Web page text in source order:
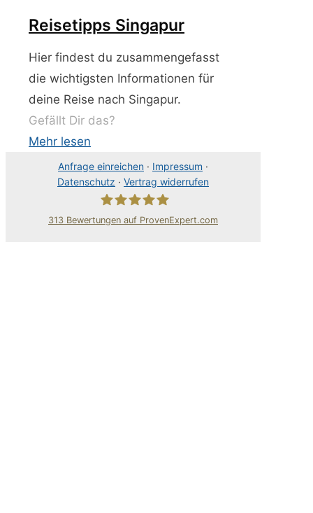
Reisetipps Singapur
Hier findest du zusammengefasst
die wichtigsten Informationen für
deine Reise nach Singapur.
Gefällt Dir das?
Mehr lesen
Anfrage einreichen · Impressum ·
Datenschutz · Vertrag widerrufen
313 Bewertungen auf ProvenExpert.com